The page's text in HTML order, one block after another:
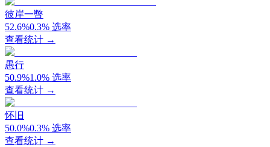
彼岸一瞥
52.6%0.3% 选率
查看统计 →
愚行
50.9%1.0% 选率
查看统计 →
怀旧
50.0%0.3% 选率
查看统计 →